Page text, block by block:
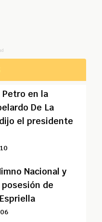
Petro en la
De La
el presidente
Nacional y
posesión de